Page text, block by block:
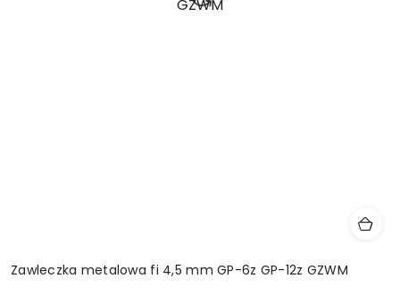
Zawleczka metalowa fi 4,5 mm GP-6z GP-12z GZWM